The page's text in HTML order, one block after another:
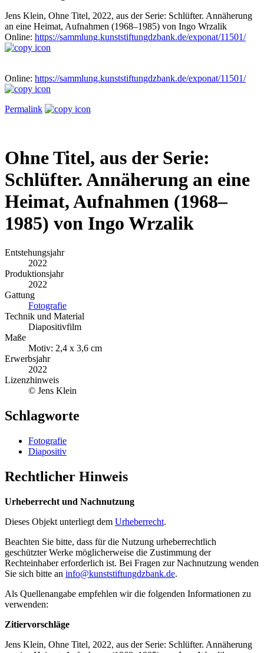
Jens Klein, Ohne Titel, 2022, aus der Serie: Schlüfter. Annäherung
an eine Heimat, Aufnahmen (1968–1985) von Ingo Wrzalik
Online: https://sammlung.kunststiftungdzbank.de/exponat/11501/
Online: https://sammlung.kunststiftungdzbank.de/exponat/11501/
Permalink
Ohne Titel, aus der Serie:
Schlüfter. Annäherung an eine
Heimat, Aufnahmen (1968–
1985) von Ingo Wrzalik
Entstehungsjahr
2022
Produktionsjahr
2022
Gattung
Fotografie
Technik und Material
Diapositivfilm
Maße
Motiv: 2,4 x 3,6 cm
Erwerbsjahr
2022
Lizenzhinweis
© Jens Klein
Schlagworte
Fotografie
Diapositiv
Rechtlicher Hinweis
Urheberrecht und Nachnutzung
Dieses Objekt unterliegt dem Urheberrecht.
Beachten Sie bitte, dass für die Nutzung urheberrechtlich
geschützter Werke möglicherweise die Zustimmung der
Rechteinhaber erforderlich ist. Bei Fragen zur Nachnutzung wenden
Sie sich bitte an info@kunststiftungdzbank.de.
Als Quellenangabe empfehlen wir die folgenden Informationen zu
verwenden:
Zitiervorschläge
Jens Klein, Ohne Titel, 2022, aus der Serie: Schlüfter. Annäherung